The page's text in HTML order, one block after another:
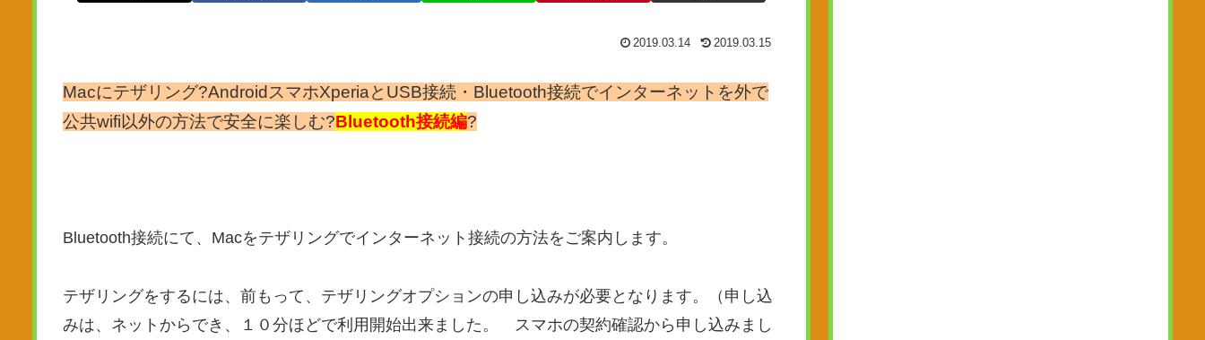
2019.03.14 2019.03.15
Macにテザリング?AndroidスマホXperiaとUSB接続・Bluetooth接続でインターネットを外で
公共wifi以外の方法で安全に楽しむ?Bluetooth接続編?
Bluetooth接続にて、Macをテザリングでインターネット接続の方法をご案内します。
テザリングをするには、前もって、テザリングオプションの申し込みが必要となります。（申し込
みは、ネットからでき、１０分ほどで利用開始出来ました。 スマホの契約確認から申し込みまし